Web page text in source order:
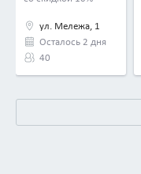
ул. Мележа, 1
Осталось 2 дня
40